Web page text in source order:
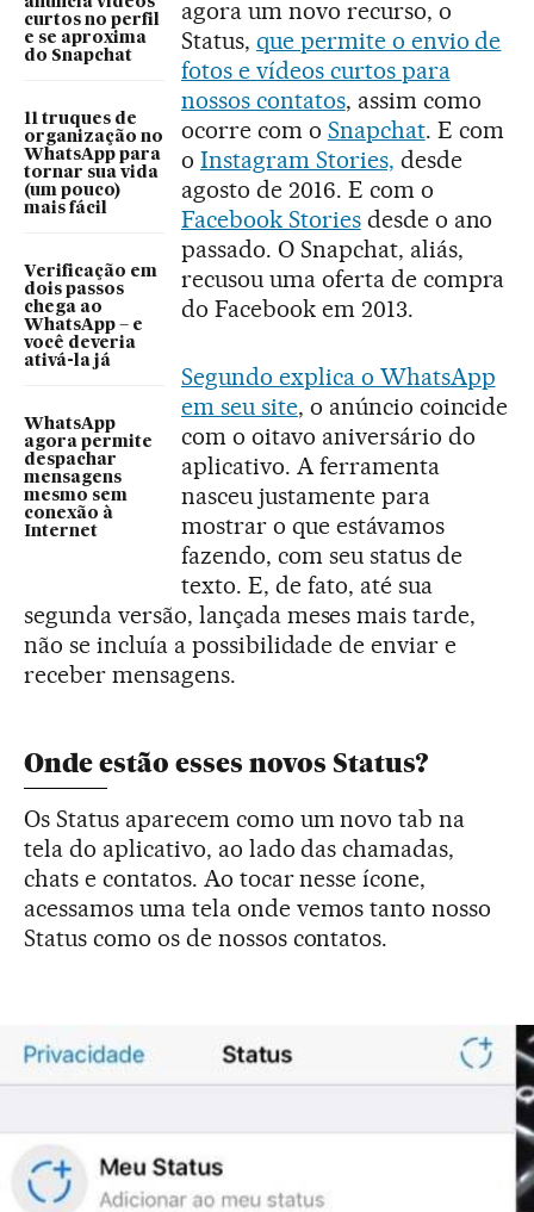
curtos no perfil
e se aproxima
do Snapchat
11 truques de
organização no
WhatsApp para
tornar sua vida
(um pouco)
mais fácil
Verificação em
dois passos
chega ao
WhatsApp – e
você deveria
ativá-la já
WhatsApp
agora permite
despachar
mensagens
mesmo sem
conexão à
Internet
agora um novo recurso, o
Status, que permite o envio de
fotos e vídeos curtos para
nossos contatos, assim como
ocorre com o Snapchat. E com
o Instagram Stories, desde
agosto de 2016. E com o
Facebook Storiesdesde o ano
passado. O Snapchat, aliás,
recusou uma oferta de compra
do Facebook em 2013.
Segundo explica o WhatsApp
em seu site, o anúncio coincide
com o oitavo aniversário do
aplicativo. A ferramenta
nasceu justamente para
mostrar o que estávamos
fazendo, com seu status de
texto. E, de fato, até sua
segunda versão, lançada meses mais tarde,
não se incluía a possibilidade de enviar e
receber mensagens.
Onde estão esses novos Status?
Os Status aparecem como um novo tab na
tela do aplicativo, ao lado das chamadas,
chats e contatos. Ao tocar nesse ícone,
acessamos uma tela onde vemos tanto nosso
Status como os de nossos contatos.